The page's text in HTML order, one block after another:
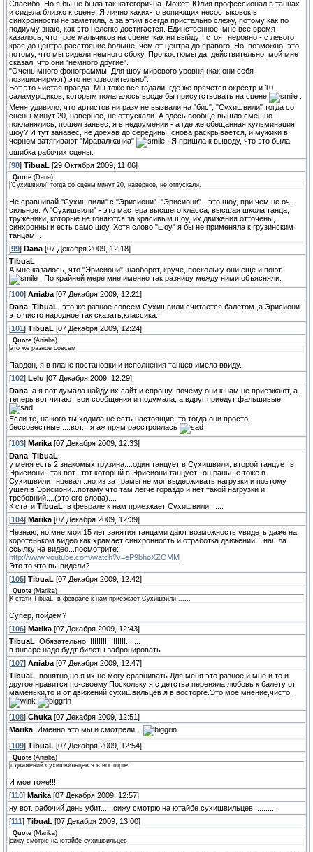
Спасибо. Но я бы не была так категорична. Может, Юлия профессионал в танцах
и сидела близко к сцене. Я лично каких-то вопиющих несостыковок в
синхронности не заметила, а за этим всегда пристально слежу, потому как по
подиуму знаю, как это нелегко достигается. Единственное, мне все время
казалось, что трое мальчиков на сцене, как ни выйдут, стоят неровно - с левого
края до центра расстояние больше, чем от центра до правого. Но, возможно, это
потому, что мы сидели немного сбоку. Про костюмы да, действительно, мой мне
сказал, что они "немного другие".
"Очень много фонограммы. Для шоу мирового уровня (как они себя
позиционируют) это непозволительно".
Вот это чистая правда. Мы тоже все гадали, где же прячется окрестр и 10
саламурщиков, которым полагалось вроде бы присутствовать на сцене
Меня удивило, что артистов ни разу не вызвали на "бис", "Сухишвили" тогда со
сцены минут 20, наверное, не отпускали. А здесь вообще вышло смешно -
покланялись, пошел занвес, я в недоумении - а где же обещанная кульминация
шоу? И тут занавес, не доехав до середины, снова раскрывается, и мужики в
черном затягивают "Мравалжаниа"
. Я пришла к выводу, что это была
ошибка рабочих сцены.
[98] TibuaL [29 Октября 2009, 11:06]
Quote (Dana)
"Сухишвили" тогда со сцены минут 20, наверное, не отпускали.
Не сравнивай "Сухишвили" с "Эрисиони". "Эрисиони" - это шоу, при чем не оч.
сильное. А "Сухишвили" - это мастера высшего класса, высшая школа танца,
труженики, которые не гоняются за красивым шоу, их движения отточены,
синхронны и есть само шоу. Хотя слово "шоу" я бы не применяла к грузинским
танцам...
[99] Dana [07 Декабря 2009, 12:18]
TibuaL
А мне казалось, что "Эрисиони", наоборот, круче, поскольку они еще и поют
. По крайней мере мне именно так разницу между ними объясняли.
[100] Aniaba [07 Декабря 2009, 12:21]
Dana TibuaL , это же разное совсем.Сухишвили считается балетом ,а Эрисиони
это чисто народное,так сказать,классика.
[101] TibuaL [07 Декабря 2009, 12:24]
Quote (Aniaba)
это же разное совсем
Пардон, я в плане постановки и исполнения танцев имела ввиду.
[102] Lelu [07 Декабря 2009, 12:29]
Dana , а я вот думала найду их сайт и спрошу, почему они к нам не приезжают, а
теперь вот читаю твои сообщения и подумала, а вдруг приедут фальшивые
Если те, на кого ты ходила не есть настоящие, то тогда они просто
бессовестные.....вот....я аж прям расстроилась
[103] Marika [07 Декабря 2009, 12:33]
Dana TibuaL
у меня есть 2 знакомых грузина....один танцует в Сухишвили, второй танцует в
Эрисиони...так вот...тот который в Эрисиони танцует...он раньше тоже в
Сухишвили тнцевал...но из за трамы не мог выдерживать нагрузки и поэтому
ушел в Эрисиони...потаму что там легче гораздо и нет такой нагрузки и
требовний....(это его слова)....
К стати TibuaL , в феврале к нам приезжает Сухишвили.......
[104] Marika [07 Декабря 2009, 12:39]
Незнаю, но мне мои 15 лет занятия танцами дают возможность увидеть даже на
коротеньком видео как храмает синхронность и отработка движений....нашла
ссылку на видео...посмотрите:
http://www.youtube.com/watch?v=eP9bhoXZOMM
Это то что вы видели?
[105] TibuaL [07 Декабря 2009, 12:42]
Quote (Marika)
К стати TibuaL, в феврале к нам приезжает Сухишвили.......
Супер, пойдем?
[106] Marika [07 Декабря 2009, 12:43]
TibuaL , Обязательно!!!!!!!!!!!!!!!!!!!.......
в январе надо будт билеты забронировать
[107] Aniaba [07 Декабря 2009, 12:47]
TibuaL , понятно,но я их не могу сравнивать.Для меня это разное и мне и то и
другое нравится по-своему.Поскольку я с детства переняла любовь к балету от
маменьки,то и от движений сухишвильцев я в восторге.Это мое мнение,чисто.
[108] Chuka [07 Декабря 2009, 12:51]
Marika , Именно это мы и смотрели...
[109] TibuaL [07 Декабря 2009, 12:54]
Quote (Aniaba)
т движений сухишвильцев я в восторге.
И мое тоже!!!!
[110] Marika [07 Декабря 2009, 12:57]
ну вот..рабочий день убит......сижу смотрю на ютайбе сухишвильцев............
[111] TibuaL [07 Декабря 2009, 13:00]
Quote (Marika)
сижу смотрю на ютайбе сухишвильцев